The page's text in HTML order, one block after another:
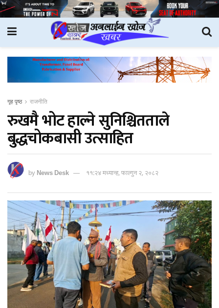
गृह पृष्ठ राजनीति
रुखमै भोट हाल्ने सुनिश्चितताले
बुद्धचोकबासी उत्साहित
byNews Desk ११:२४ मध्यान्ह, फाल्गुन २, २०८२